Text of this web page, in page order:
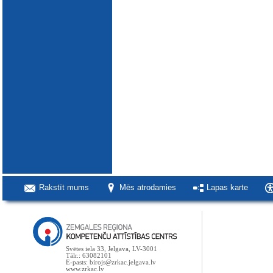
Rakstīt mums Mēs atrodamies Lapas karte
Svētes iela 33, Jelgava, LV-3001
Tālr.: 63082101
E-pasts: birojs@zrkac.jelgava.lv
www.zrkac.lv